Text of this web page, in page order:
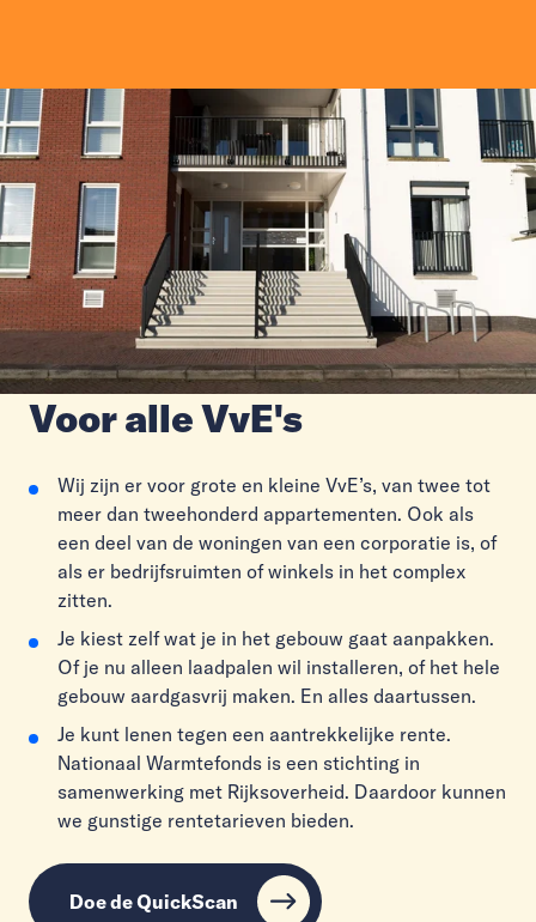
Voor alle VvE's
Wij zijn er voor grote en kleine VvE’s, van twee tot
meer dan tweehonderd appartementen. Ook als
een deel van de woningen van een corporatie is, of
als er bedrijfsruimten of winkels in het complex
zitten.
Je kiest zelf wat je in het gebouw gaat aanpakken.
Of je nu alleen laadpalen wil installeren, of het hele
gebouw aardgasvrij maken. En alles daartussen.
Je kunt lenen tegen een aantrekkelijke rente.
Nationaal Warmtefonds is een stichting in
samenwerking met Rijksoverheid. Daardoor kunnen
we gunstige rentetarieven bieden.
Doe de QuickScan